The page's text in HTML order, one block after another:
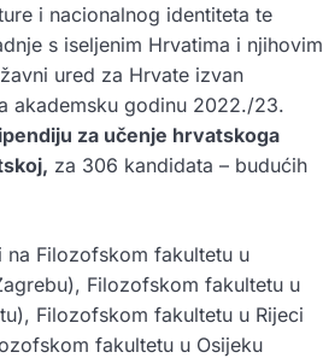
i nacionalnog identiteta te
s iseljenim Hrvatima i njihovim
ured za Hrvate izvan
akademsku godinu 2022./23.
za učenje hrvatskoga
za 306 kandidata – budućih
na Filozofskom fakultetu u
Filozofskom fakultetu u
Filozofskom fakultetu u Rijeci
fakultetu u Osijeku